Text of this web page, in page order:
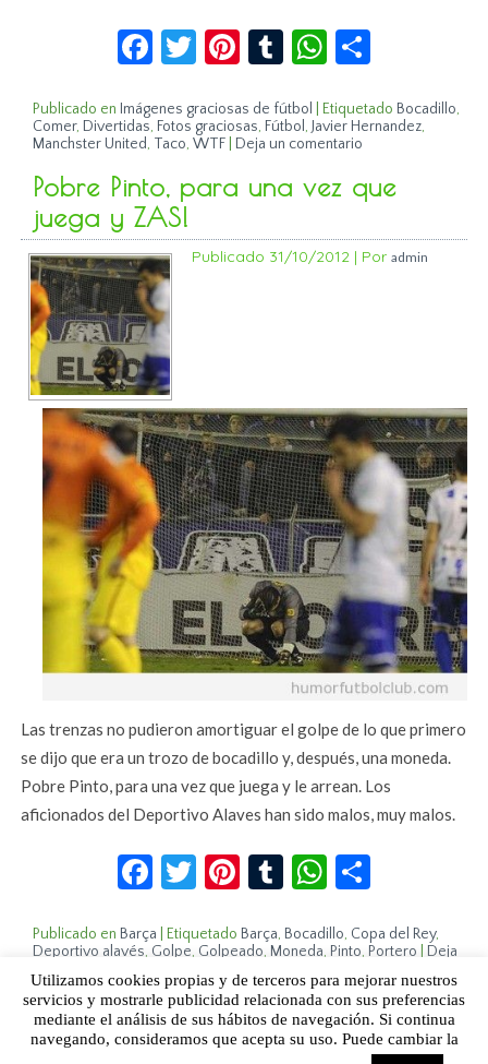
Facebook
Twitter
Pinterest
TumblrWhatsApp
Publicado en Imágenes graciosas de fútbol Etiquetado Bocadillo,
Comer, Divertidas, Fotos graciosas, Fútbol , Javier Hernandez,
Manchster United, Taco,WTF Deja un comentario
Pobre Pinto, para una vez que
juega y ZAS!
Publicado 31/10/2012 | Por admin
Las trenzas no pudieron amortiguar el golpe de lo que primero
se dijo que era un trozo de bocadillo y, después, una moneda.
Pobre Pinto, para una vez que juega y le arrean. Los
aficionados del Deportivo Alaves han sido malos, muy malos.
Facebook
Twitter
Pinterest
TumblrWhatsApp
Publicado en Barça Etiquetado Barça, Bocadillo, Copa del Rey,
Deportivo alavés, Golpe, Golpeado, Moneda, Pinto, Portero
Deja
Sobre Humor Fútbol Club | Aviso legal |Contacto
Utilizamos cookies propias y de terceros para mejorar nuestros
servicios y mostrarle publicidad relacionada con sus preferencias
mediante el análisis de sus hábitos de navegación. Si continua
navegando, consideramos que acepta su uso. Puede cambiar la